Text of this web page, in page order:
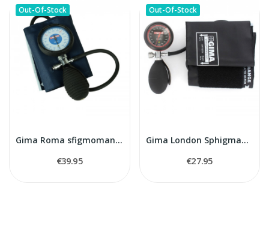
Out-Of-Stock
Gima Roma sfigmomanometrs mehaniskais tonometrs
€39.95
Out-Of-Stock
Gima London Sphigmamanometer
€27.95